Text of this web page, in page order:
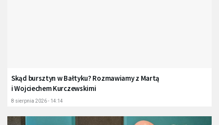
Skąd bursztyn w Bałtyku? Rozmawiamy z Martą
i Wojciechem Kurczewskimi
8 sierpnia 2026 - 14:14